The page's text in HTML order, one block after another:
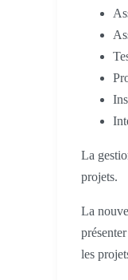
La
projets.
La
les